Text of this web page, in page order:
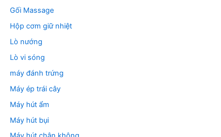
Gối Massage
Hộp cơm giữ nhiệt
Lò nướng
Lò vi sóng
máy đánh trứng
Máy ép trái cây
Máy hút ẩm
Máy hút bụi